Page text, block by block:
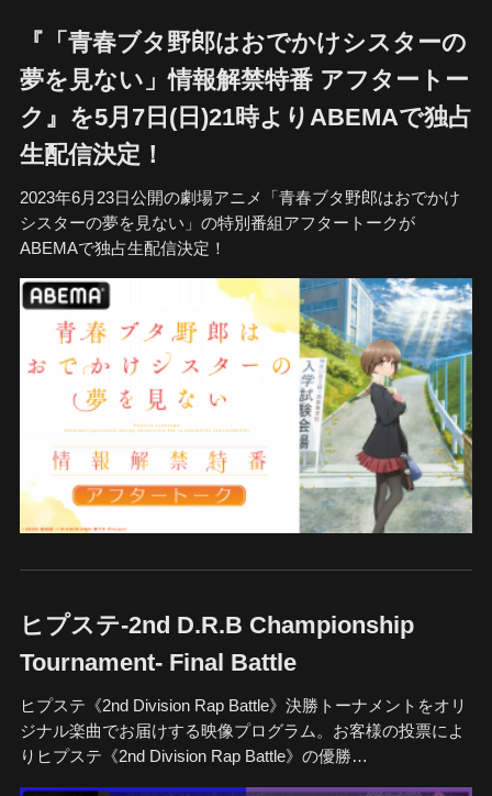
『「青春ブタ野郎はおでかけシスターの
夢を見ない」情報解禁特番 アフタートー
ク』を5月7日(日)21時よりABEMAで独占
生配信決定！
2023年6月23日公開の劇場アニメ「青春ブタ野郎はおでかけ
シスターの夢を見ない」の特別番組アフタートークが
ABEMAで独占生配信決定！
ヒプステ-2nd D.R.B Championship
Tournament- Final Battle
ヒプステ《2nd Division Rap Battle》決勝トーナメントをオリ
ジナル楽曲でお届けする映像プログラム。お客様の投票によ
りヒプステ《2nd Division Rap Battle》の優勝…